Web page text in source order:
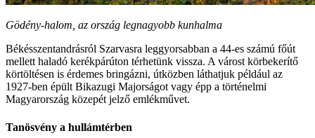
Gödény-halom, az ország legnagyobb kunhalma
Békésszentandrásról Szarvasra leggyorsabban a 44-es számú főút
mellett haladó kerékpárúton térhetünk vissza. A várost körbekerítő
körtöltésen is érdemes bringázni, útközben láthatjuk például az
1927-ben épült Bikazugi Majorságot vagy épp a történelmi
Magyarország közepét jelző emlékművet.
Tanösvény a hullámtérben